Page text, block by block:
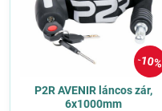
10%
P2R AVENIR láncos zár,
6x1000mm